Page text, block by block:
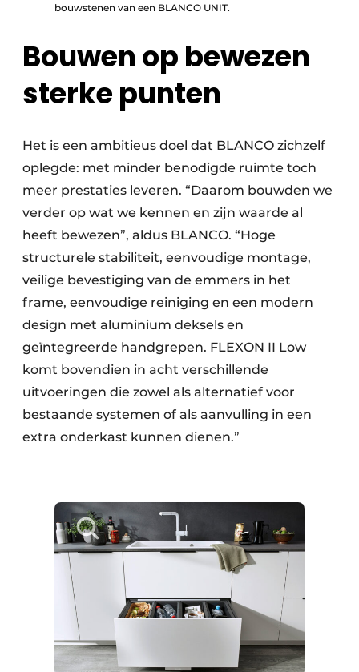
bouwstenen van een BLANCO UNIT.
Bouwen op bewezen
sterke punten
Het is een ambitieus doel dat BLANCO zichzelf
oplegde: met minder benodigde ruimte toch
meer prestaties leveren. “Daarom bouwden we
verder op wat we kennen en zijn waarde al
heeft bewezen”, aldus BLANCO. “Hoge
structurele stabiliteit, eenvoudige montage,
veilige bevestiging van de emmers in het
frame, eenvoudige reiniging en een modern
design met aluminium deksels en
geïntegreerde handgrepen. FLEXON II Low
komt bovendien in acht verschillende
uitvoeringen die zowel als alternatief voor
bestaande systemen of als aanvulling in een
extra onderkast kunnen dienen.”